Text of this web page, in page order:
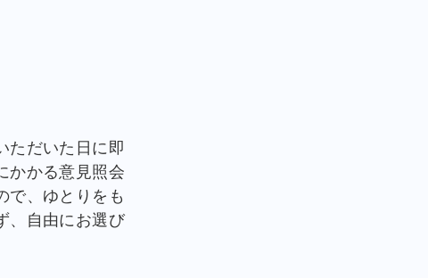
ただいた日に即
かかる意見照会
で、ゆとりをも
、自由にお選び